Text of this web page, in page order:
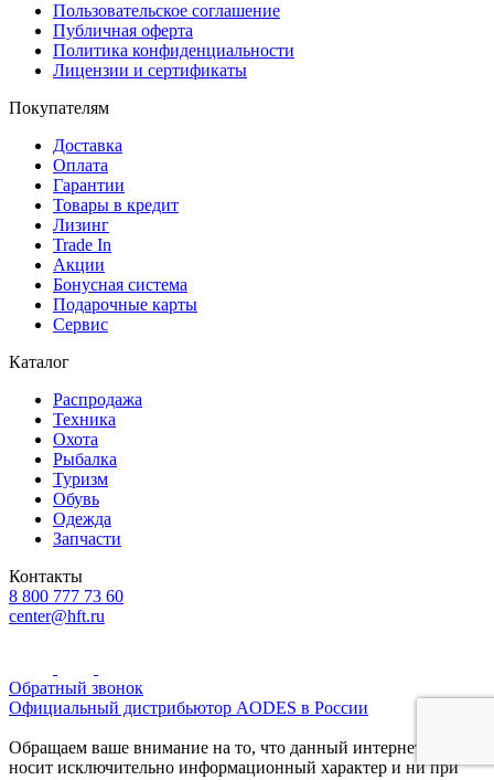
Пользовательское соглашение
Публичная оферта
Политика конфиденциальности
Лицензии и сертификаты
Покупателям
Доставка
Оплата
Гарантии
Товары в кредит
Лизинг
Trade In
Акции
Бонусная система
Подарочные карты
Сервис
Каталог
Распродажа
Техника
Охота
Рыбалка
Туризм
Обувь
Одежда
Запчасти
Контакты
8 800 777 73 60
center@hft.ru
Обратный звонок
Официальный дистрибьютор AODES в России
Обращаем ваше внимание на то, что данный интернет-сайт
носит исключительно информационный характер и ни при